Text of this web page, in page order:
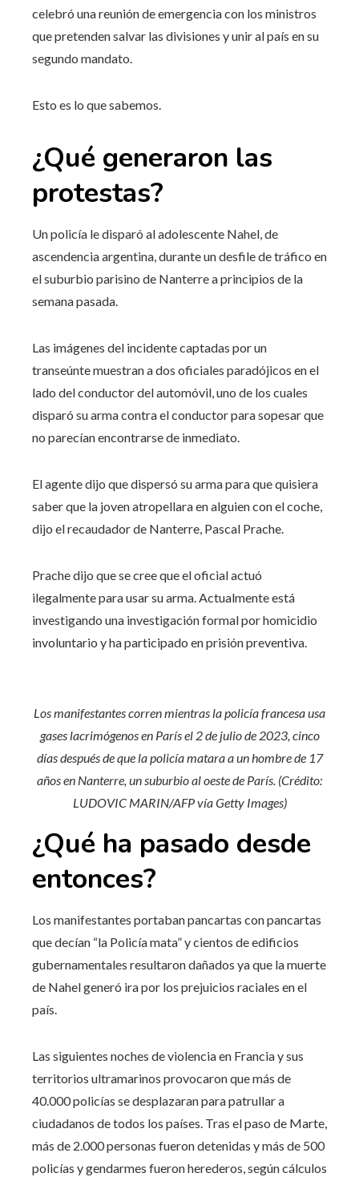
celebró una reunión de emergencia con los ministros
que pretenden salvar las divisiones y unir al país en su
segundo mandato.
Esto es lo que sabemos.
¿Qué generaron las
protestas?
Un policía le disparó al adolescente Nahel, de
ascendencia argentina, durante un desfile de tráfico en
el suburbio parisino de Nanterre a principios de la
semana pasada.
Las imágenes del incidente captadas por un
transeúnte muestran a dos oficiales paradójicos en el
lado del conductor del automóvil, uno de los cuales
disparó su arma contra el conductor para sopesar que
no parecían encontrarse de inmediato.
El agente dijo que dispersó su arma para que quisiera
saber que la joven atropellara en alguien con el coche,
dijo el recaudador de Nanterre, Pascal Prache.
Prache dijo que se cree que el oficial actuó
ilegalmente para usar su arma. Actualmente está
investigando una investigación formal por homicidio
involuntario y ha participado en prisión preventiva.
Los manifestantes corren mientras la policía francesa usa
gases lacrimógenos en París el 2 de julio de 2023, cinco
días después de que la policía matara a un hombre de 17
años en Nanterre, un suburbio al oeste de París. (Crédito:
LUDOVIC MARIN/AFP vía Getty Images)
¿Qué ha pasado desde
entonces?
Los manifestantes portaban pancartas con pancartas
que decían “la Policía mata” y cientos de edificios
gubernamentales resultaron dañados ya que la muerte
de Nahel generó ira por los prejuicios raciales en el
país.
Las siguientes noches de violencia en Francia y sus
territorios ultramarinos provocaron que más de
40.000 policías se desplazaran para patrullar a
ciudadanos de todos los países. Tras el paso de Marte,
más de 2.000 personas fueron detenidas y más de 500
policías y gendarmes fueron herederos, según cálculos